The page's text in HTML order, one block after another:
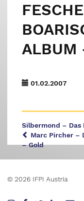
ALBUM
01.02.2007
Silbermond – Das
Marc Pircher –
– Gold
© 2026 IFPI Austria